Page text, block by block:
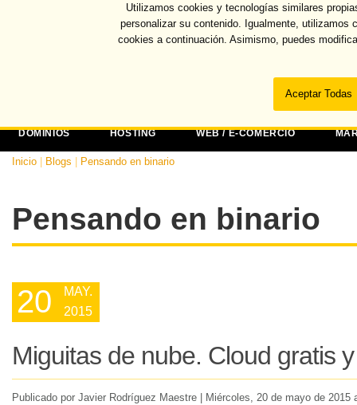
Utilizamos cookies y tecnologías similares
personalizar su contenido. Igualmente, utilizamos
cookies a continuación. Asimismo, puedes
DOMINIOS HOSTING WEB / E-COMERCIO
Inicio Blogs Pensando en binario
Pensando en binario
20
MAY.
2015
Miguitas de nube. Cloud gratis
Publicado por Javier Rodríguez Maestre | Miércoles, 20 de mayo de 2015